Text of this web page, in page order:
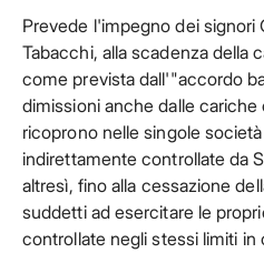
Prevede l'impegno dei signori
Tabacchi, alla scadenza della
come prevista dall'"accordo
dimissioni anche dalle
ricoprono nelle singole
indirettamente controllate da
altresì, fino alla cessazione
suddetti ad esercitare le
controllate negli stessi limiti in